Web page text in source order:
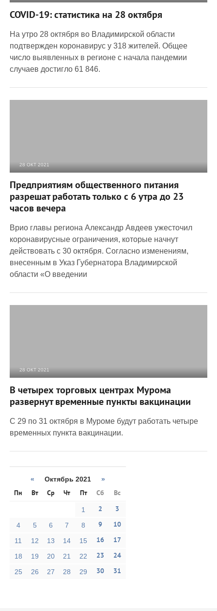
COVID-19: статистика на 28 октября
На утро 28 октября во Владимирской области
подтвержден коронавирус у 318 жителей. Общее
число выявленных в регионе с начала пандемии
случаев достигло 61 846.
28 ОКТ 2021
Предприятиям общественного питания
разрешат работать только с 6 утра до 23
часов вечера
Врио главы региона Александр Авдеев ужесточил
коронавирусные ограничения, которые начнут
действовать с 30 октября. Согласно изменениям,
внесенным в Указ Губернатора Владимирской
области «О введении
28 ОКТ 2021
В четырех торговых центрах Мурома
развернут временные пункты вакцинации
С 29 по 31 октября в Муроме будут работать четыре
временных пункта вакцинации.
« Октябрь 2021 »
Пн Вт Ср Чт Пт Сб Вс
1 2 3
4 5 6 7 8 9 10
11 12 13 14 15 16 17
18 19 20 21 22 23 24
25 26 27 28 29 30 31